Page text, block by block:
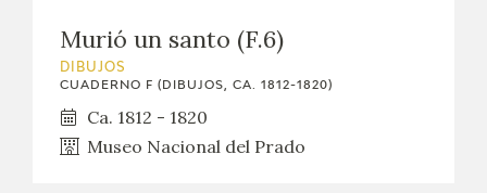
Murió un santo (F.6)
DIBUJOS
CUADERNO F (DIBUJOS, CA. 1812-1820)
Ca. 1812 - 1820
Museo Nacional del Prado